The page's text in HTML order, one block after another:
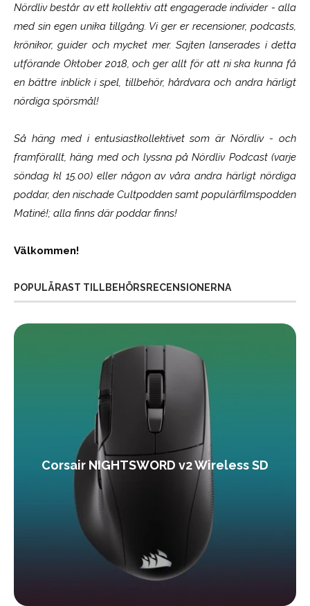
Nördliv består av ett kollektiv att engagerade individer - alla
med sin egen unika tillgång. Vi ger er recensioner, podcasts,
krönikor, guider och mycket mer. Sajten lanserades i detta
utförande Oktober 2018, och ger allt för att ni ska kunna få
en bättre inblick i spel, tillbehör, hårdvara och andra härligt
nördiga spörsmål!
Så häng med i entusiastkollektivet som ärNördliv- och
framförallt, häng med och lyssna på Nördliv Podcast (varje
söndag kl 15.00) eller någon av våra andra härligt nördiga
poddar, den nischade Cultpodden samt populärfilmspodden
Matiné!; alla finns där poddar finns!
Välkommen!
POPULÄRAST TILLBEHÖRSRECENSIONERNA
Corsair NIGHTSWORD v2 Wireless SD